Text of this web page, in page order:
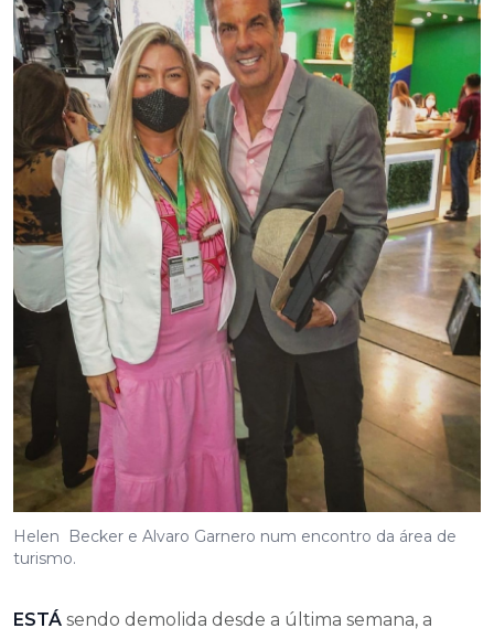
Helen Becker e Alvaro Garnero num encontro da área de
turismo.
ESTÁ sendo demolida desde a última semana, a